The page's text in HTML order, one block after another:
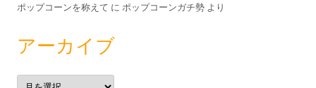
ポップコーンを称えて に ポップコーンガチ勢 より
アーカイブ
ア